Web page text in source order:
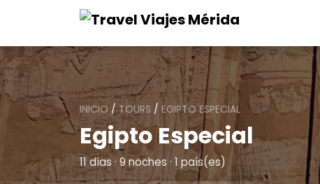
INICIO /TOURS / EGIPTO ESPECIAL
Egipto Especial
11 días · 9 noches · 1 país(es)